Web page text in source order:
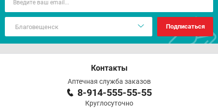
Подписаться
Контакты
Аптечная служба заказов
8-914-555-55-55
Круглосуточно